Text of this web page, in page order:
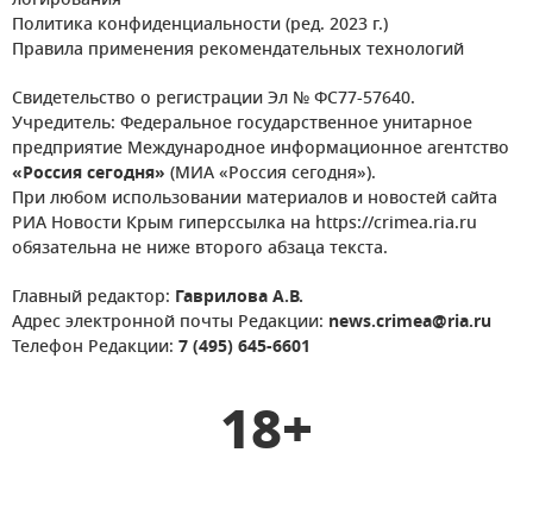
Политика конфиденциальности (ред. 2023 г.)
Правила применения рекомендательных технологий
Свидетельство о регистрации Эл № ФС77-57640.
Учредитель: Федеральное государственное унитарное
предприятие Международное информационное агентство
«Россия сегодня» (МИА «Россия сегодня»).
При любом использовании материалов и новостей сайта
РИА Новости Крым гиперссылка на https://crimea.ria.ru
обязательна не ниже второго абзаца текста.
Главный редактор: Гаврилова А.В.
Адрес электронной почты Редакции: news.crimea@ria.ru
Телефон Редакции: 7 (495) 645-6601
18+